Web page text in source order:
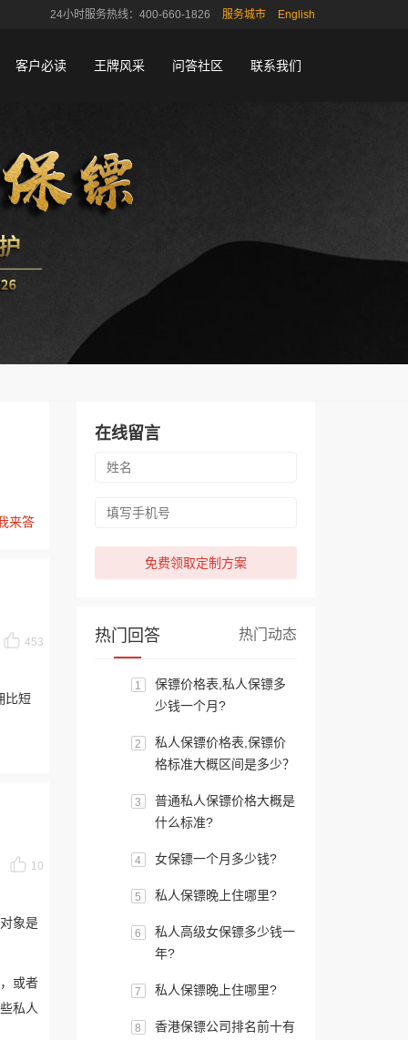
24小时服务热线：400-660-1826 服务城市 English
客户必读 王牌风采 问答社区 联系我们
来答
453
比短
10
象是
或者
私人
在线留言
免费领取定制方案
热门回答 热门动态
1
保镖价格表,私人保镖多
少钱一个月?
2
私人保镖价格表,保镖价
格标准大概区间是多少？
3
普通私人保镖价格大概是
什么标准?
4 女保镖一个月多少钱?
5 私人保镖晚上住哪里?
6
私人高级女保镖多少钱一
年?
7 私人保镖晚上住哪里?
8
香港保镖公司排名前十有